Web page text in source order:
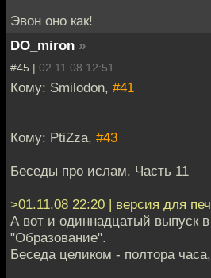
Эвон оно как!
DO_miron »
#45 | 02.11.08 12:51
Кому: Smilodon, #41
Кому: PtiZza, #43
Беседы про ислам. Часть 11
>01.11.08 22:20 | версия для
А вот и одиннадцатый выпуск в
"Образование".
Беседа целиком - полтора